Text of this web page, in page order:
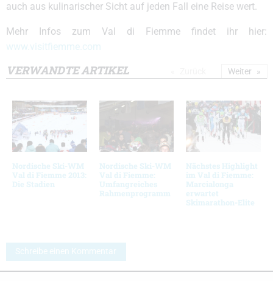
auch aus kulinarischer Sicht auf jeden Fall eine Reise wert.
Mehr Infos zum Val di Fiemme findet ihr hier:
www.visitfiemme.com
VERWANDTE ARTIKEL
Nordische Ski-WM
Val di Fiemme 2013:
Die Stadien
Nordische Ski-WM
Val di Fiemme:
Umfangreiches
Rahmenprogramm
Nächstes Highlight
im Val di Fiemme:
Marcialonga
erwartet
Skimarathon-Elite
Weiter
Schreibe einen Kommentar